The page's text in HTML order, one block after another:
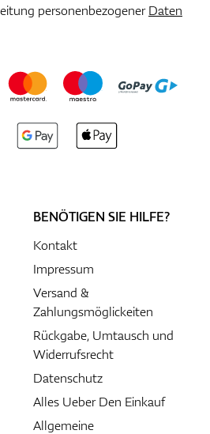
personenbezogenerDaten
BENÖTIGEN SIE HILFE?
Kontakt
Impressum
Versand &
Zahlungsmöglickeiten
Rückgabe, Umtausch und
Widerrufsrecht
Datenschutz
Alles Ueber Den Einkauf
Allgemeine